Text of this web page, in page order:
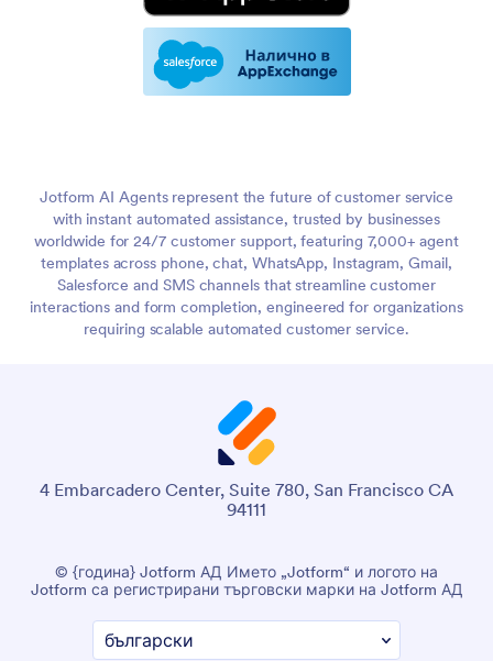
Jotform AI Agents represent the future of customer service
with instant automated assistance, trusted by businesses
worldwide for 24/7 customer support, featuring 7,000+ agent
templates across phone, chat, WhatsApp, Instagram, Gmail,
Salesforce and SMS channels that streamline customer
interactions and form completion, engineered for organizations
requiring scalable automated customer service.
4 Embarcadero Center, Suite 780, San Francisco CA
94111
© {година} Jotform АД Името „Jotform“ и логото на
Jotform са регистрирани търговски марки на Jotform АД